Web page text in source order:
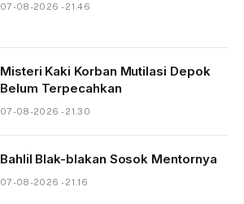
07-08-2026 - 21.46
Misteri Kaki Korban Mutilasi Depok
Belum Terpecahkan
07-08-2026 - 21.30
Bahlil Blak-blakan Sosok Mentornya
07-08-2026 - 21.16